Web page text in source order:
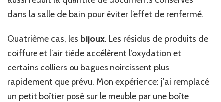
dans la salle de bain pour éviter l’effet de renfermé.
Quatrième cas, les bijoux. Les résidus de produits de
coiffure et l’air tiède accélèrent l’oxydation et
certains colliers ou bagues noircissent plus
rapidement que prévu. Mon expérience: j’ai remplacé
un petit boîtier posé sur le meuble par une boîte